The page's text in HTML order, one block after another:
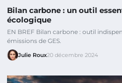
Bilan carbone : un outil
écologique
EN BREF Bilan carbone : outil
émissions de GES.
Julie Roux20 décembre 2024